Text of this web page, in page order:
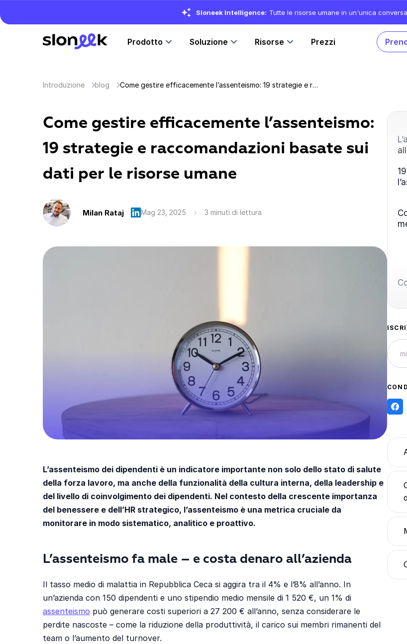
Sloneek Intelligence: Tutte le risorse umane in un'unica
Prodotto Soluzione Risorse Prezzi
Introduzione blog Come gestire efficacemente l’assenteismo: 19 strategie e raccomandazioni basate sui dati per le risorse umane
Come gestire efficacemente l’assenteismo:
19 strategie e raccomandazioni basate sui
dati per le risorse umane
Milan Rataj Mag 23, 2025 3 minuti di lettura
L’assenteismo dei dipendenti è un indicatore importante non solo dello stato di salute
della forza lavoro, ma anche della funzionalità della cultura interna, della leadership e
del livello di coinvolgimento dei dipendenti. Nel contesto della crescente importanza
del benessere e dell’HR strategico, l’assenteismo è una metrica cruciale da
monitorare in modo sistematico, analitico e proattivo.
L’assenteismo fa male – e costa denaro all’azienda
Il tasso medio di malattia in Repubblica Ceca si aggira tra il 4% e l’8% all’anno. In
un’azienda con 150 dipendenti e uno stipendio medio mensile di 1 520 €, un 1% di
assenteismo può generare costi superiori a 27 200 € all’anno, senza considerare le
perdite nascoste – come la riduzione della produttività, il carico sui membri rimanenti del
team o l’aumento del turnover.